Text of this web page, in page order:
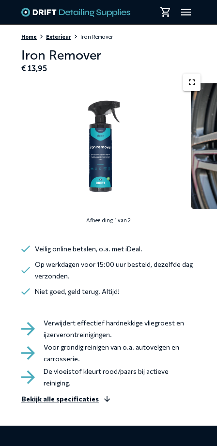
Home Exterieur Iron Remover
Iron Remover
€ 13,95
Porsche
velg
Iron
Afbeelding 1 van 2
Veilig online betalen, o.a. met iDeal.
Op werkdagen voor 15:00 uur besteld, dezelfde dag
verzonden.
Niet goed, geld terug. Altijd!
Verwijdert effectief hardnekkige vliegroest en
ijzerverontreinigingen.
Voor grondig reinigen van o.a. autovelgen en
carrosserie.
De vloeistof kleurt rood/paars bij actieve
reiniging.
Bekijk alle specificaties